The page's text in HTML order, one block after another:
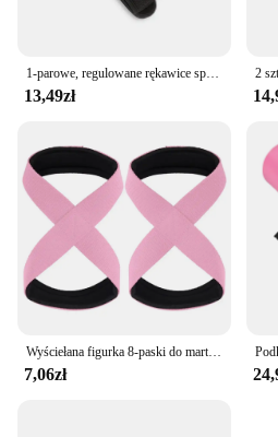
1-parowe, regulowane rękawice sportowe unisex z antypoślizgowymi silikonowymi kropkami do podnoszenia ciężarów, przysiadów rowerowych
13,49zł
7,06zł